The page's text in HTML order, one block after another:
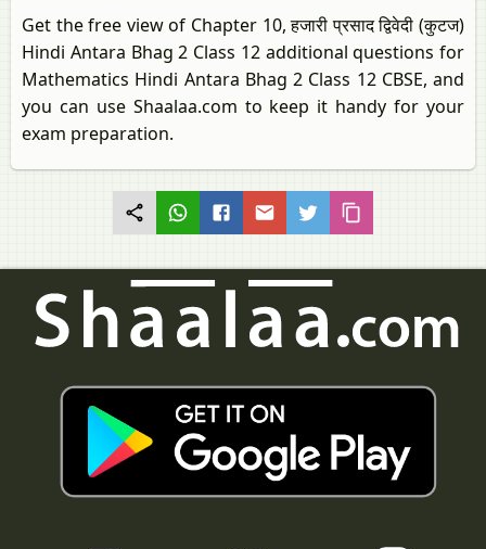
Get the free view of Chapter 10, हजारी प्रसाद द्विवेदी (कुटज)
Hindi Antara Bhag 2 Class 12 additional questions for
Mathematics Hindi Antara Bhag 2 Class 12 CBSE, and
you can use Shaalaa.com to keep it handy for your
exam preparation.